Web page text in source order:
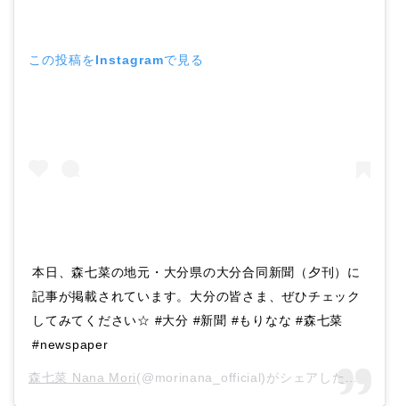
この投稿をInstagramで見る
本日、森七菜の地元・大分県の大分合同新聞（夕刊）に
記事が掲載されています。大分の皆さま、ぜひチェック
してみてください☆ #大分 #新聞 #もりなな #森七菜
#newspaper
森七菜 Nana Mori(@morinana_official)がシェアした投稿 –